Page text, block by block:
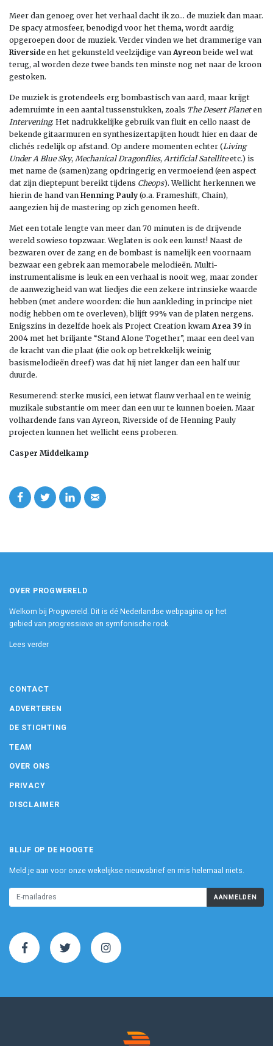
Meer dan genoeg over het verhaal dacht ik zo… de muziek dan maar.
De spacy atmosfeer, benodigd voor het thema, wordt aardig
opgeroepen door de muziek. Verder vinden we het drammerige van
Riverside en het gekunsteld veelzijdige van Ayreon beide wel wat
terug, al worden deze twee bands ten minste nog net naar de kroon
gestoken.
De muziek is grotendeels erg bombastisch van aard, maar krijgt
ademruimte in een aantal tussenstukken, zoals The Desert Planeten
Intervening. Het nadrukkelijke gebruik van fluit en cello naast de
bekende gitaarmuren en synthesizertapijten houdt hier en daar de
clichés redelijk op afstand. Op andere momenten echter (Living
Under A Blue Sky, Mechanical Dragonflies, Artificial Satelliteetc.) is
met name de (samen)zang opdringerig en vermoeiend (een aspect
dat zijn dieptepunt bereikt tijdens Cheops). Wellicht herkennen we
hierin de hand van Henning Pauly(o.a. Frameshift, Chain),
aangezien hij de mastering op zich genomen heeft.
Met een totale lengte van meer dan 70 minuten is de drijvende
wereld sowieso topzwaar. Weglaten is ook een kunst! Naast de
bezwaren over de zang en de bombast is namelijk een voornaam
bezwaar een gebrek aan memorabele melodieën. Multi-
instrumentalisme is leuk en een verhaal is nooit weg, maar zonder
de aanwezigheid van wat liedjes die een zekere intrinsieke waarde
hebben (met andere woorden: die hun aankleding in principe niet
nodig hebben om te overleven), blijft 99% van de platen nergens.
Enigszins in dezelfde hoek als Project Creation kwam Area 39 in
2004 met het briljante “Stand Alone Together”, maar een deel van
de kracht van die plaat (die ook op betrekkelijk weinig
basismelodieën dreef) was dat hij niet langer dan een half uur
duurde.
Resumerend: sterke musici, een ietwat flauw verhaal en te weinig
muzikale substantie om meer dan een uur te kunnen boeien. Maar
volhardende fans van Ayreon, Riverside of de Henning Pauly
projecten kunnen het wellicht eens proberen.
Casper Middelkamp
OVER PROGWERELD
Welkom bij Progwereld. Dit is dé Nederlandse webpagina op het
gebied van progressieve en symfonische rock.
Lees verder
CONTACT
ADVERTEREN
DE STICHTING
TEAM
OVER ONS
PRIVACY
DISCLAIMER
BLIJF OP DE HOOGTE
Meld je aan voor onze wekelijkse nieuwsbrief en mis helemaal niets.
AANMELDEN